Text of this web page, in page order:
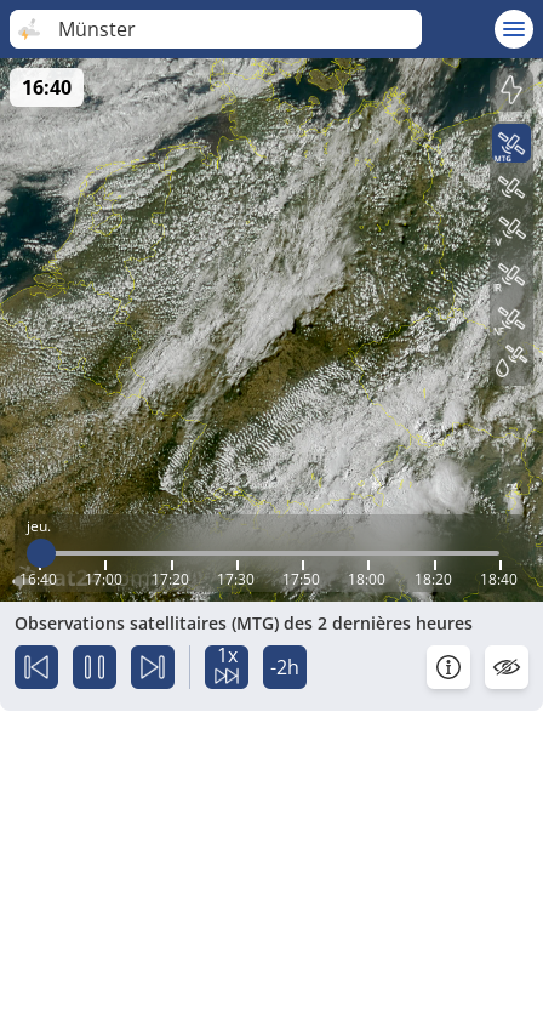
Münster
jeu.
16:40 17:00 17:20 17:30 17:50 18:00 18:20 18:40
16:40
Observations satellitaires (MTG) des 2 dernières heures
1x -2h